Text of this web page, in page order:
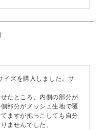
イズを購入しました。サ
たところ、内側の部分が
部分がメッシュ生地で覆
ますが抱っこしても自分
ませんでした。